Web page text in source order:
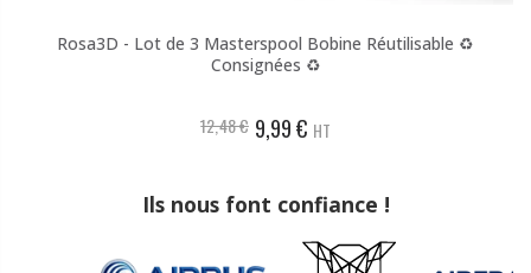
Rosa3D - Lot de 3 Masterspool Bobine Réutilisable ♻️
Consignées ♻️
12,48 € 9,99 € HT
Ils nous font confiance !